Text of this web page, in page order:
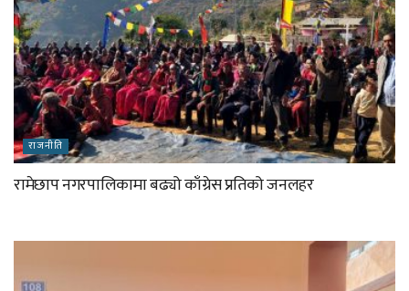
राजनीति
रामेछाप नगरपालिकामा बढ्यो काँग्रेस प्रतिको जनलहर